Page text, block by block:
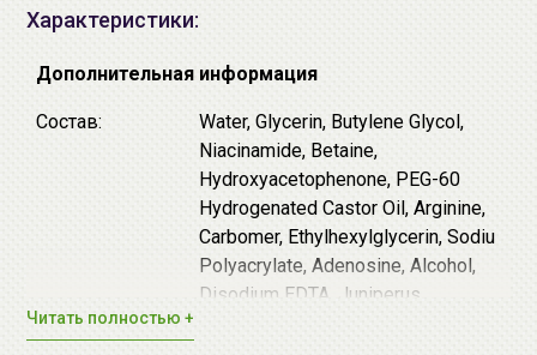
упругость и помогает разгладить кожные заломы.
Продукт имеет в своём составе богатый
Matrixyl®3000 (Palmitoyl Tetrapeptide-7, Palmitoyl
Tripeptide-1) - запатентованный комплекс,
который содержит сигнальные пептиды
матрикины. Стимулирует клеточную активность
и укрепляет внеклеточный матрикс, повышает
синтез коллагена и гиалуроновой кислоты, тем
самым подтягивает и разглаживает кожу,
моделирует овал лица и восстанавливает
Характеристики:
Дополнительная информация
Состав:
Water, Glycerin, Butylene Glycol,
Niacinamide, Betaine,
Hydroxyacetophenone, PEG-60
Hydrogenated Castor Oil, Arginine,
Carbomer, Ethylhexylglycerin, Sodiu
Polyacrylate, Adenosine, Alcohol,
Disodium EDTA, Juniperus
Читать полностью +